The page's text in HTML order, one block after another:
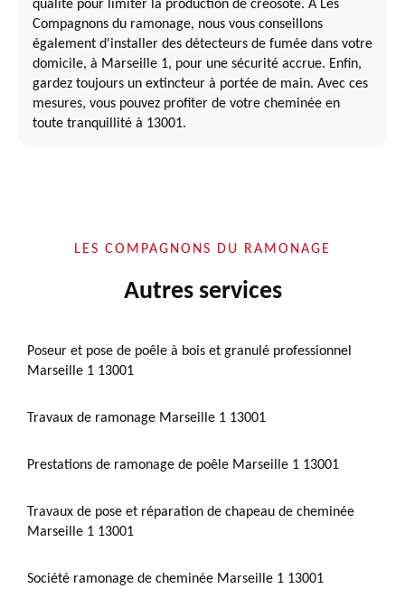
qualité pour limiter la production de créosote. À Les
Compagnons du ramonage, nous vous conseillons
également d'installer des détecteurs de fumée dans votre
domicile, à Marseille 1, pour une sécurité accrue. Enfin,
gardez toujours un extincteur à portée de main. Avec ces
mesures, vous pouvez profiter de votre cheminée en
toute tranquillité à 13001.
LES COMPAGNONS DU RAMONAGE
Autres services
Poseur et pose de poêle à bois et granulé professionnel
Marseille 1 13001
Travaux de ramonage Marseille 1 13001
Prestations de ramonage de poêle Marseille 1 13001
Travaux de pose et réparation de chapeau de cheminée
Marseille 1 13001
Société ramonage de cheminée Marseille 1 13001